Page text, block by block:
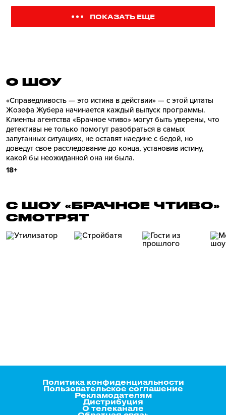
ПОКАЗАТЬ ЕЩЕ
О ШОУ
«Справедливость — это истина в действии» — с этой цитаты
Жозефа Жубера начинается каждый выпуск программы.
Клиенты агентства «Брачное чтиво» могут быть уверены, что
детективы не только помогут разобраться в самых
запутанных ситуациях, не оставят наедине с бедой, но
доведут свое расследование до конца, установив истину,
какой бы неожиданной она ни была.
18+
С ШОУ «БРАЧНОЕ ЧТИВО»
СМОТРЯТ
Политика конфиденциальности
Пользовательское соглашение
Рекламодателям
Дистрибуция
О телеканале